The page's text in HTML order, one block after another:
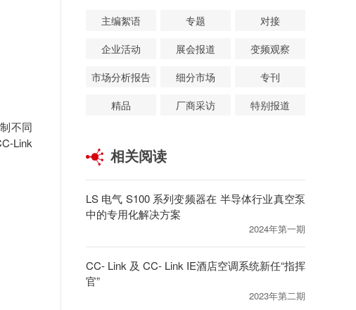
不同
Link
主编絮语 专题
对接
企业活动
展会报道
变频观察
市场分析报告
细分市场
专刊
精品
厂商采访 特别报道
相关阅读
LS 电气 S100 系列变频器在 半导体行业真空泵
中的专用化解决方案
2024年第一期
CC- Link 及 CC- Link IE酒店空调系统新任“指挥
官”
2023年第二期